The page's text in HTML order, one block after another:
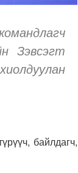
Зэвсэгт
байлдагч,